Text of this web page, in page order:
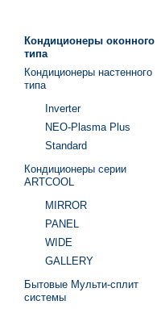
Кондиционеры оконного
типа
Кондиционеры настенного
типа
Inverter
NEO-Plasma Plus
Standard
Кондиционеры серии
ARTCOOL
MIRROR
PANEL
WIDE
GALLERY
Бытовые Мульти-сплит
системы